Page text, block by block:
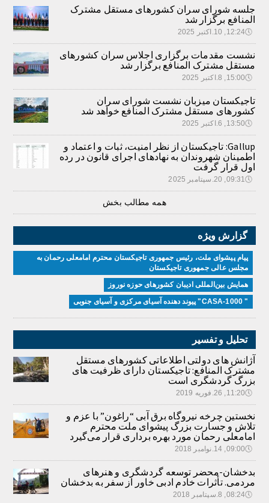
جلسه شورای سران کشورهای مستقل مشترک
المنافع برگزار شد
🕔12:24, 10.اکتبر 2025
نشست مقدمات برگزاری اجلاس سران کشورهای
مستقل مشترک المنافع برگزار شد
🕔15:00, 8.اکتبر 2025
تاجیکستان میزبان نشست شورای سران
کشورهای مستقل مشترک المنافع خواهد شد
🕔13:50, 6.اکتبر 2025
Gallup: تاجیکستان از نظر امنیت، ثبات و اعتماد و
اطمینان شهروندان به نهادهای اجرای قانون در رده
اول قرار گرفت
🕔09:31, 20.سپتامبر 2025
همه مطالب بخش
گزارش ویژه
پیام پیشوای ملت، رئیس جمهوری تاجیکستان محترم امامعلی رحمان به
مجلس عالی جمهوری تاجیکستان
همایش بین‌المللی ادیبان کشور‌های حوزه نوروز
" CASA-1000" پیوند دهنده آسیای مرکزی و آسیای جنوبی
تحلیل و تفسیر
آژانش های دولتی اطلاعاتی کشورهای مستقل
مشترک المنافع: تاجیکستان دارای ظرفیت های
بزرگ گردشگری است
🕔11:20, 26.فوریه 2019
نخستین چرخه نیروگاه برق آبی “راغون” با عزم و
تلاش و جسارت بزرگ پیشوای ملت محترم
امامعلی رحمان مورد بهره برداری قرار می‌گیرد
🕔09:00, 14.نوامبر 2018
بدخشان-محضر توسعه گردشگری و هنرهای
مردمی. تأثرات خادم ادبی خاور از سفر به بدخشان
🕔08:24, 8.سپتامبر 2018